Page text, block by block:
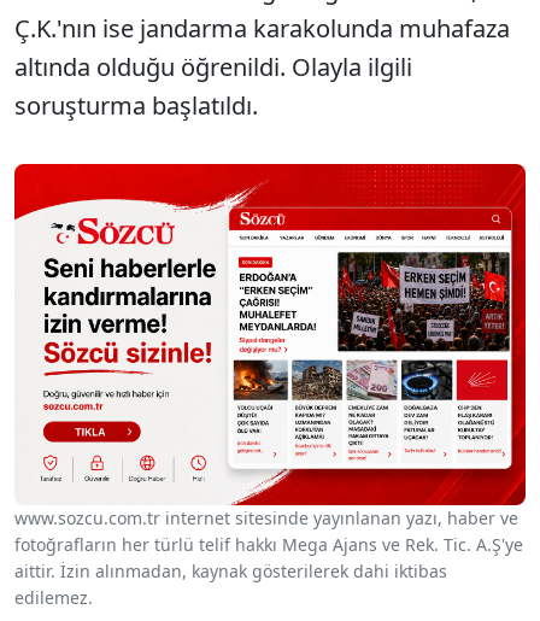
Ç.K.'nın ise jandarma karakolunda muhafaza
altında olduğu öğrenildi. Olayla ilgili
soruşturma başlatıldı.
www.sozcu.com.tr internet sitesinde yayınlanan yazı, haber ve
fotoğrafların her türlü telif hakkı Mega Ajans ve Rek. Tic. A.Ş'ye
aittir. İzin alınmadan, kaynak gösterilerek dahi iktibas
edilemez.